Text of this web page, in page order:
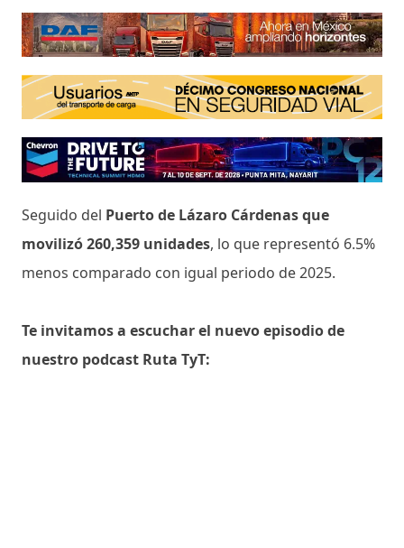
Seguido del Puerto de Lázaro Cárdenas que
movilizó 260,359 unidades, lo que representó 6.5%
menos comparado con igual periodo de 2025.
Te invitamos a escuchar el nuevo episodio de
nuestro podcast Ruta TyT: